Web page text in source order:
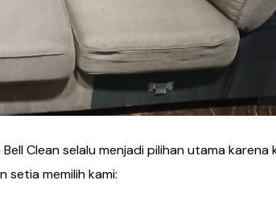
Bell Clean selalu menjadi pilihan utama karena
setia memilih kami: